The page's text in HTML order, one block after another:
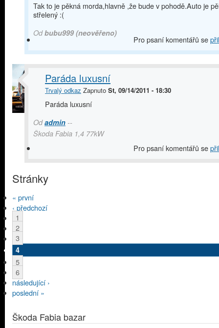
Tak to je pěkná morda,hlavně ,že bude v pohodě.Auto je
střelený :(
Odbubu999 (neověřeno)
Pro psaní komentářů se
Paráda luxusní
Trvalý odkaz Zapnuto St, 09/14/2011 - 18:30
Paráda luxusní
Odadmin --
Škoda Fabia 1,4 77kW
Pro psaní komentářů se
Stránky
« první
‹ předchozí
1
2
3
4
5
6
následující ›
poslední »
Škoda Fabia bazar